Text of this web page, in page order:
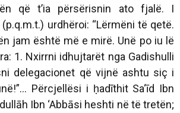
që t’ia përsërisnin ato fjalë. I
urdhëroi: “Lërmëni të qetë.
jam është më e mirë. Unë po iu lë
1. Nxirrni idhujtarët nga Gadishulli
delegacionet që vijnë ashtu siç i
Përcjellësi i ḥadīthit Sa‘īd Ibn
Ibn ‘Abbāsi heshti në të tretën;